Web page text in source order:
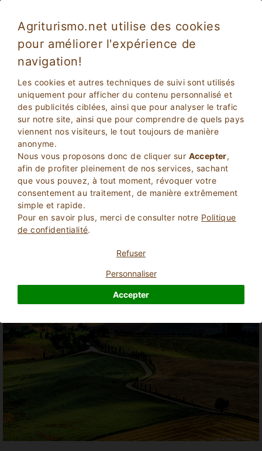
Agriturismo.net utilise des cookies
pour améliorer l'expérience de
navigation!
Les cookies et autres techniques de suivi sont utilisés
uniquement pour afficher du contenu personnalisé et
des publicités ciblées, ainsi que pour analyser le trafic
sur notre site, ainsi que pour comprendre de quels pays
viennent nos visiteurs, le tout toujours de manière
anonyme.
Nous vous proposons donc de cliquer sur Accepter,
afin de profiter pleinement de nos services, sachant
que vous pouvez, à tout moment, révoquer votre
consentement au traitement, de manière extrêmement
simple et rapide.
Pour en savoir plus, merci de consulter notre Politique
de confidentialité.
Refuser
Personnaliser
Accepter
2 Adultes
0 Enfants RECHERCHEZ
Homepage Residence
Residence en Bari, Pouilles